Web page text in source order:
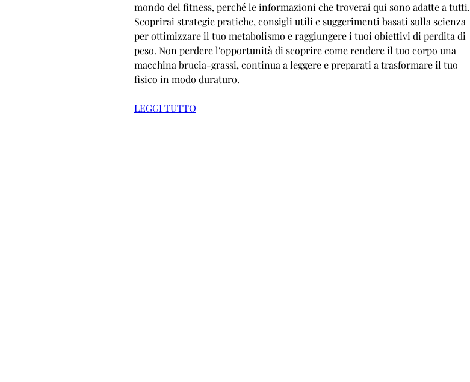
mondo del fitness, perché le informazioni che troverai qui sono adatte a tutti.
Scoprirai strategie pratiche, consigli utili e suggerimenti basati sulla scienza
per ottimizzare il tuo metabolismo e raggiungere i tuoi obiettivi di perdita di
peso. Non perdere l'opportunità di scoprire come rendere il tuo corpo una
macchina brucia-grassi, continua a leggere e preparati a trasformare il tuo
fisico in modo duraturo.
LEGGI TUTTO